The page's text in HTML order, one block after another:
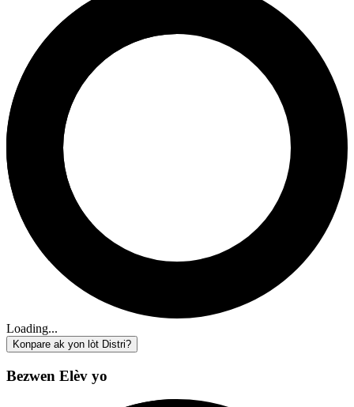
Loading...
Konpare ak yon lòt Distri?
Bezwen Elèv yo